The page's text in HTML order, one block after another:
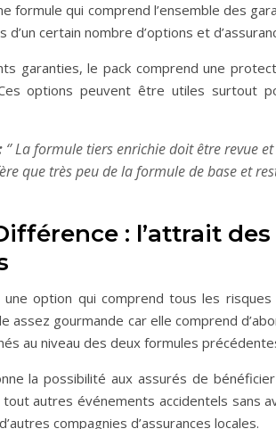
formule qui comprend l’ensemble des
certain nombre d’options et
garanties, le pack comprend une
options peuvent être utiles surtout
‘’La formule tiers enrichie doit être revue
que très peu de la formule de base et
: l’attrait
option qui comprend tous les risques
assez gourmande car elle comprend
au niveau des deux formules
la possibilité aux assurés de
tout autres événements accidentels sans
compagnies d’assurances locales.